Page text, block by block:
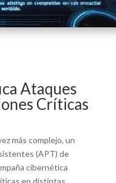
Ataques
Críticas
más complejo, un
(APT) de
cibernética
en distintas